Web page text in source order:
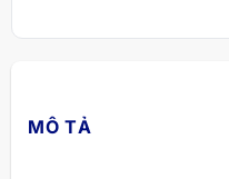
MÔ TẢ